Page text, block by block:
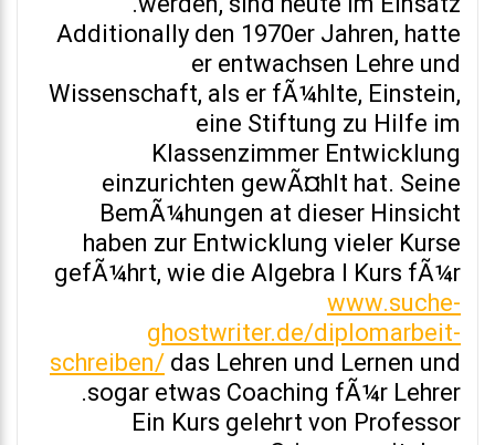
Additionally den 1970er Jahren, hatte
er entwachsen Lehre und
Wissenschaft, als er fÃ¼hlte, Einstein,
eine Stiftung zu Hilfe im
Klassenzimmer Entwicklung
einzurichten gewÃ¤hlt hat. Seine
BemÃ¼hungen at dieser Hinsicht
haben zur Entwicklung vieler Kurse
gefÃ¼hrt, wie die Algebra I Kurs fÃ¼r
www.suche-
ghostwriter.de/diplomarbeit-
schreiben/das Lehren und Lernen und
sogar etwas Coaching fÃ¼r Lehrer.
Ein Kurs gelehrt von Professor